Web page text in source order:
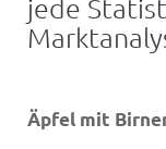
jede
Äpfel mit